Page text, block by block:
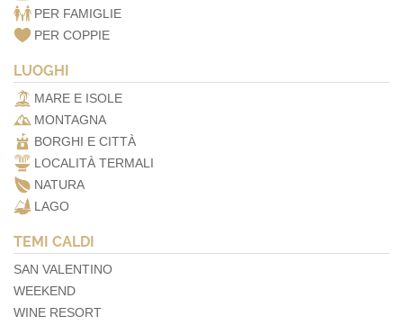
PER FAMIGLIE
PER COPPIE
LUOGHI
MARE E ISOLE
MONTAGNA
BORGHI E CITTÀ
LOCALITÀ TERMALI
NATURA
LAGO
TEMI CALDI
SAN VALENTINO
WEEKEND
WINE RESORT